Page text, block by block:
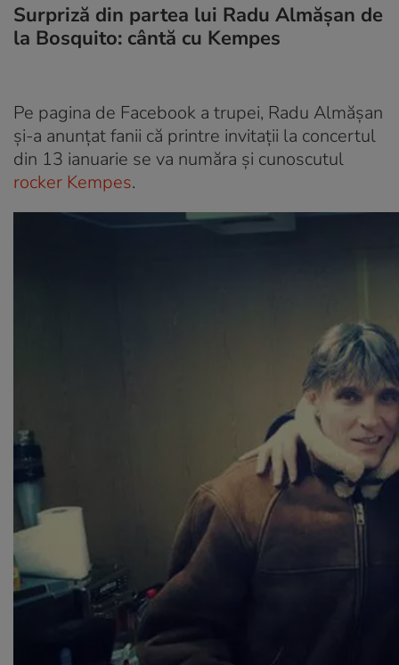
Surpriză din partea lui Radu Almășan de
la Bosquito: cântă cu Kempes
Pe pagina de Facebook a trupei, Radu Almășan
și-a anunțat fanii că printre invitații la concertul
din 13 ianuarie se va număra și cunoscutul
rocker Kempes.